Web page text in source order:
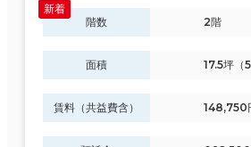
階数 2階
面積 17.5坪（
賃料（共益費含） 148,750